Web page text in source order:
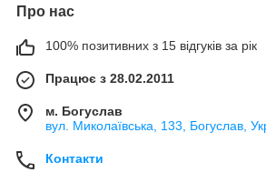
Про нас
100% позитивних з 15 відгуків за рік
Працює з 28.02.2011
м. Богуслав
вул. Миколаївська, 133, Богуслав,
Контакти